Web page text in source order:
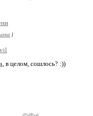
)
, в целом, сошлось? :))